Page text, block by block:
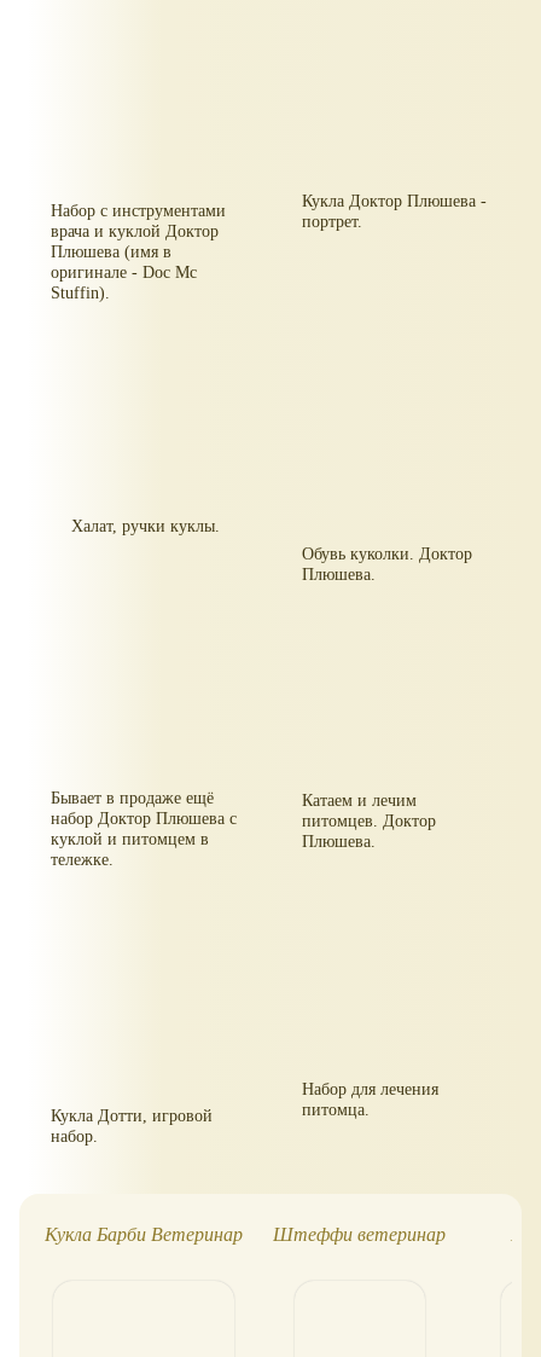
Набор с инструментами
врача и куклой Доктор
Плюшева (имя в
оригинале - Doc Mc
Stuffin).
Кукла Доктор Плюшева -
портрет.
Халат, ручки куклы.
Обувь куколки. Доктор
Плюшева.
Бывает в продаже ещё
набор Доктор Плюшева с
куклой и питомцем в
тележке.
Катаем и лечим
питомцев. Доктор
Плюшева.
Кукла Дотти, игровой
набор.
Набор для лечения
питомца.
Кукла Барби Ветеринар Штеффи ветеринар